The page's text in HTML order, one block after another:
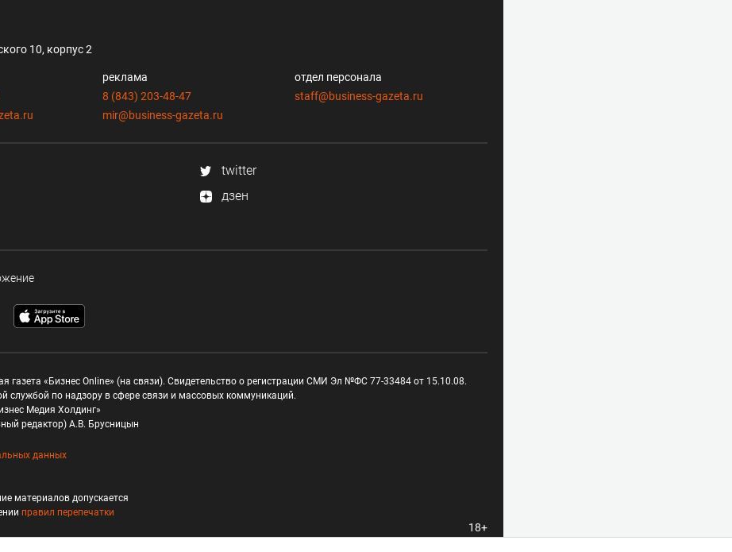
10, корпус 2
реклама
8 (843) 203-48-47
mir@business-gazeta.ru
отдел персонала
staff@business-gazeta.ru
twitter
дзен
газета «Бизнес Online» (на связи). Свидетельство о регистрации СМИ Эл №ФС 77-33484 от 15.10.08.
службой по надзору в сфере связи и массовых коммуникаций.
Медия Холдинг»
редактор) А.В. Брусницын
данных
материалов допускается
правил перепечатки
18+